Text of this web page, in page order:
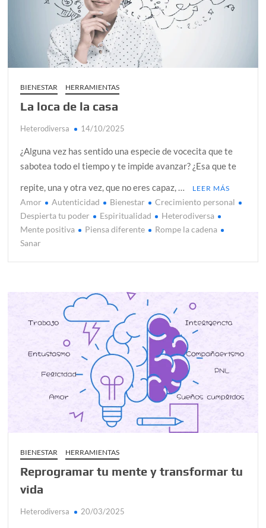
Día de Independencia 2026: de Patria Boba a Colombia
polarizada
¿Podemos comunicarnos con seres de otros planos o
Salud mental digital: cómo frenar la ansiedad que
¿Cómo descubrir esa conexión energética de la sexualidad
BIENESTAR HERRAMIENTAS
La loca de la casa
Heterodiversa 14/10/2025
¿Alguna vez has sentido una especie de vocecita que te
sabotea todo el tiempo y te impide avanzar? ¿Esa que te
repite, una y otra vez, que no eres capaz, …
LEER MÁS
Amor Autenticidad Bienestar
Crecimiento personal
Despierta tu poder
Espiritualidad
Heterodiversa
Mente positiva
Piensa diferente
Rompe la cadena
Sanar
BIENESTAR HERRAMIENTAS
Reprogramar tu mente y transformar tu
vida
Heterodiversa 20/03/2025